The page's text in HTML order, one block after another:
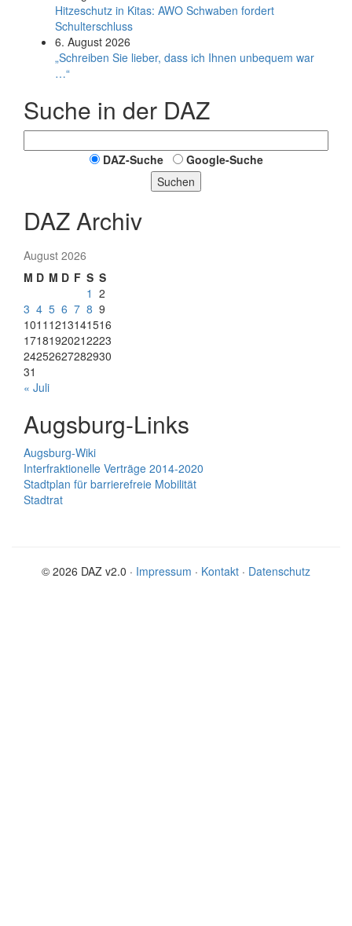
Hitzeschutz in Kitas: AWO Schwaben fordert
Schulterschluss
6. August 2026
„Schreiben Sie lieber, dass ich Ihnen unbequem war
…“
Suche in der DAZ
DAZ-Suche
Google-Suche
Suchen
DAZ Archiv
August 2026
M D M D F S S
1 2
3 4 5 6 7 8 9
1011 1213141516
17181920212223
24252627282930
31
« Juli
Augsburg-Links
Augsburg-Wiki
Interfraktionelle Verträge 2014-2020
Stadtplan für barrierefreie Mobilität
Stadtrat
© 2026 DAZ v2.0 · Impressum · Kontakt · Datenschutz